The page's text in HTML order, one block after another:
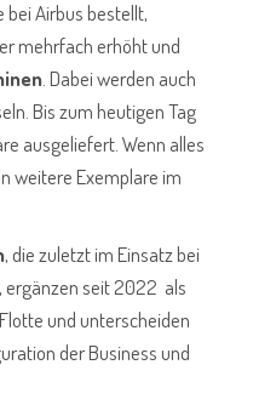
Airbus bestellt,
mehrfach erhöht und
. Dabei werden auch
Bis zum heutigen Tag
ausgeliefert. Wenn alles
weitere Exemplare im
, die zuletzt im Einsatz bei
ergänzen seit 2022 als
und unterscheiden
der Business und